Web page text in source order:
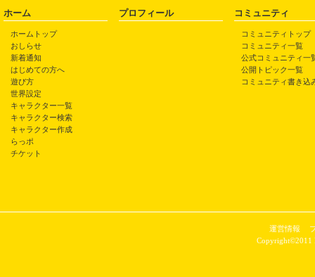
ホーム
ホームトップ
おしらせ
新着通知
はじめての方へ
遊び方
世界設定
キャラクター一覧
キャラクター検索
キャラクター作成
らっポ
チケット
プロフィール コミュニティ
コミュニティトップ
コミュニティ一覧
公式コミュニティ一
公開トピック一覧
コミュニティ書き込
運営情報
Copyright©2011